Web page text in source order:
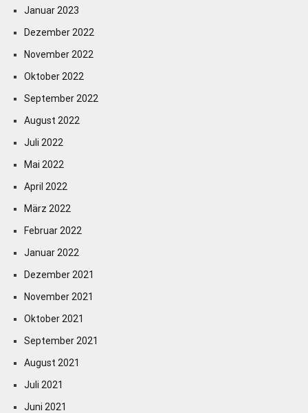
Januar 2023
Dezember 2022
November 2022
Oktober 2022
September 2022
August 2022
Juli 2022
Mai 2022
April 2022
März 2022
Februar 2022
Januar 2022
Dezember 2021
November 2021
Oktober 2021
September 2021
August 2021
Juli 2021
Juni 2021